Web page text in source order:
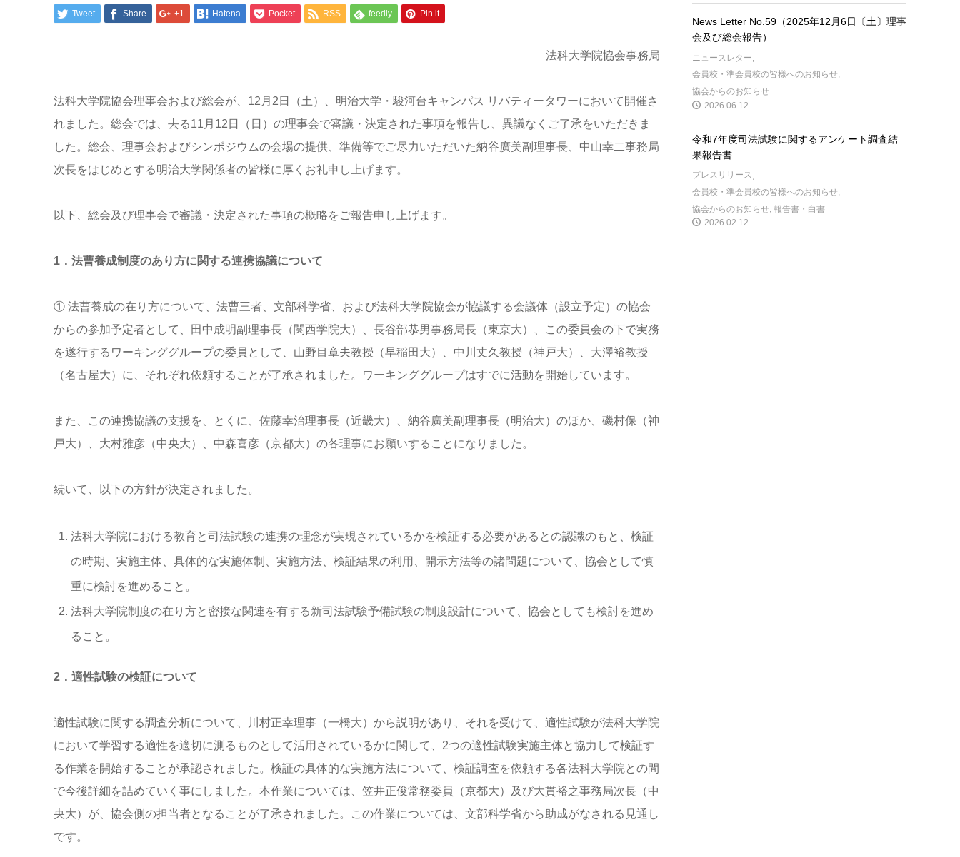
Tweet Share +1 Hatena Pocket RSS feedly Pin it
法科大学院協会事務局
法科大学院協会理事会および総会が、12月2日（土）、明治大学・駿河台キャンパス リバティータワーにおいて開催さ
れました。総会では、去る11月12日（日）の理事会で審議・決定された事項を報告し、異議なくご了承をいただきま
した。総会、理事会およびシンポジウムの会場の提供、準備等でご尽力いただいた納谷廣美副理事長、中山幸二事務局
次長をはじめとする明治大学関係者の皆様に厚くお礼申し上げます。
以下、総会及び理事会で審議・決定された事項の概略をご報告申し上げます。
1．法曹養成制度のあり方に関する連携協議について
① 法曹養成の在り方について、法曹三者、文部科学省、および法科大学院協会が協議する会議体（設立予定）の協会
からの参加予定者として、田中成明副理事長（関西学院大）、長谷部恭男事務局長（東京大）、この委員会の下で実務
を遂行するワーキンググループの委員として、山野目章夫教授（早稲田大）、中川丈久教授（神戸大）、大澤裕教授
（名古屋大）に、それぞれ依頼することが了承されました。ワーキンググループはすでに活動を開始しています。
また、この連携協議の支援を、とくに、佐藤幸治理事長（近畿大）、納谷廣美副理事長（明治大）のほか、磯村保（神
戸大）、大村雅彦（中央大）、中森喜彦（京都大）の各理事にお願いすることになりました。
続いて、以下の方針が決定されました。
法科大学院における教育と司法試験の連携の理念が実現されているかを検証する必要があるとの認識のもと、検証
の時期、実施主体、具体的な実施体制、実施方法、検証結果の利用、開示方法等の諸問題について、協会として慎
重に検討を進めること。
法科大学院制度の在り方と密接な関連を有する新司法試験予備試験の制度設計について、協会としても検討を進め
ること。
2．適性試験の検証について
適性試験に関する調査分析について、川村正幸理事（一橋大）から説明があり、それを受けて、適性試験が法科大学院
において学習する適性を適切に測るものとして活用されているかに関して、2つの適性試験実施主体と協力して検証す
る作業を開始することが承認されました。検証の具体的な実施方法について、検証調査を依頼する各法科大学院との間
で今後詳細を詰めていく事にしました。本作業については、笠井正俊常務委員（京都大）及び大貫裕之事務局次長（中
央大）が、協会側の担当者となることが了承されました。この作業については、文部科学省から助成がなされる見通し
です。
News Letter No.59（2025年12月6日〔土〕理事
会及び総会報告）
ニュースレター
会員校・準会員校の皆様へのお知らせ,
協会からのお知らせ
2026.06.12
令和7年度司法試験に関するアンケート調査結
果報告書
プレスリリース
会員校・準会員校の皆様へのお知らせ,
協会からのお知らせ ,報告書・白書
2026.02.12